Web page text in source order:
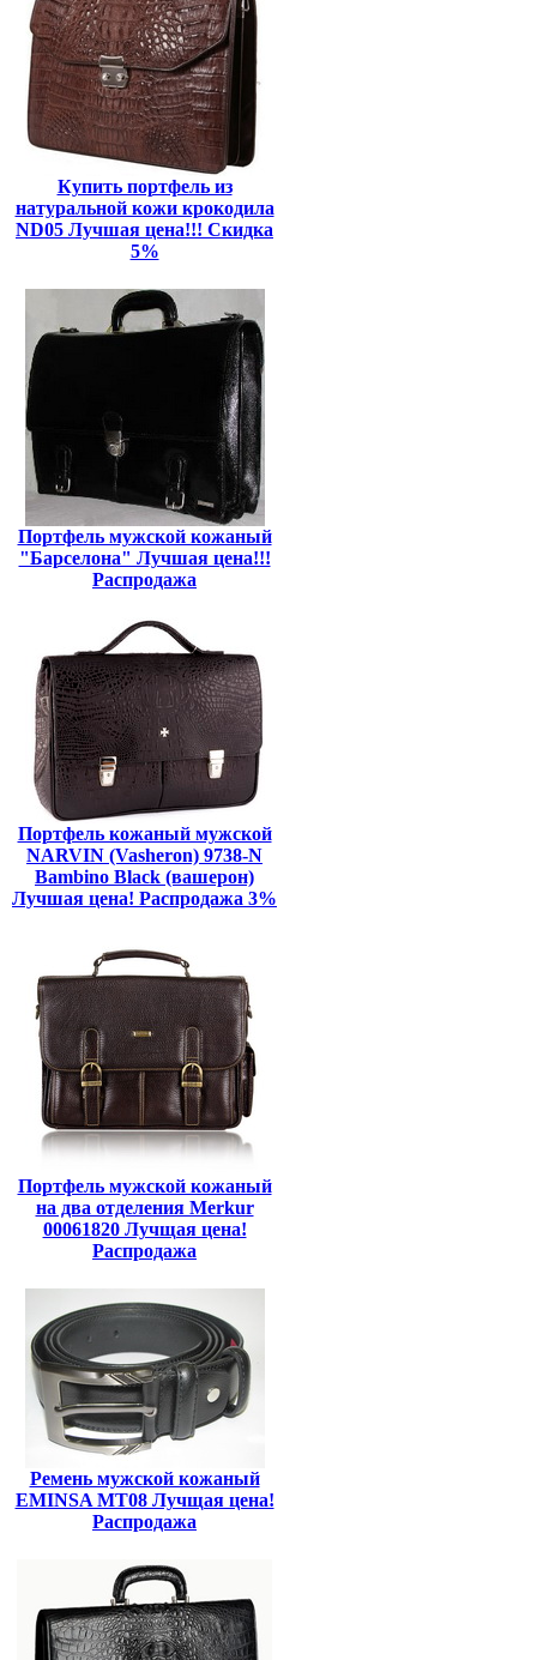
Купить портфель из
натуральной кожи крокодила
ND05 Лучшая цена!!! Скидка
5%
Портфель мужской кожаный
"Барселона" Лучшая цена!!!
Распродажа
Портфель кожаный мужской
NARVIN (Vasheron) 9738-N
Bambino Black (вашерон)
Лучшая цена! Распродажа 3%
Портфель мужской кожаный
на два отделения Merkur
00061820 Лучщая цена!
Распродажа
Ремень мужской кожаный
EMINSA MT08 Лучщая цена!
Распродажа